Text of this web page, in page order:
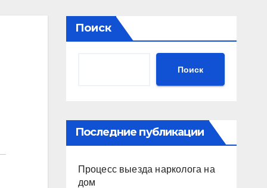
Поиск
Поиск
Последние публикации
Процесс выезда нарколога на
дом